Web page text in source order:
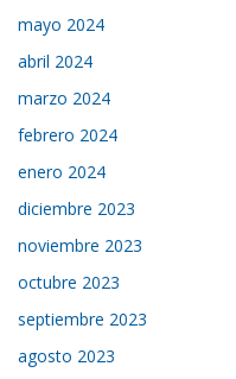
mayo 2024
abril 2024
marzo 2024
febrero 2024
enero 2024
diciembre 2023
noviembre 2023
octubre 2023
septiembre 2023
agosto 2023